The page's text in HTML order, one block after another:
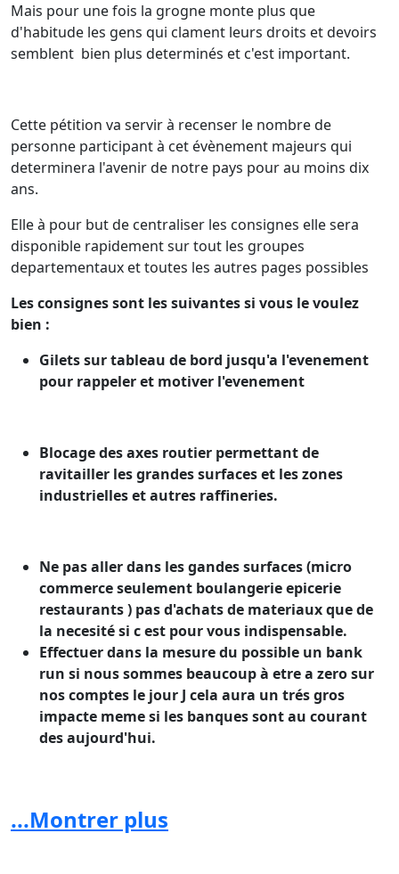
Mais pour une fois la grogne monte plus que
d'habitude les gens qui clament leurs droits et devoirs
semblent bien plus determinés et c'est important.
Cette pétition va servir à recenser le nombre de
personne participant à cet évènement majeurs qui
determinera l'avenir de notre pays pour au moins dix
ans.
Elle à pour but de centraliser les consignes elle sera
disponible rapidement sur tout les groupes
departementaux et toutes les autres pages possibles
Les consignes sont les suivantes si vous le voulez
bien :
Gilets sur tableau de bord jusqu'a l'evenement
pour rappeler et motiver l'evenement
Blocage des axes routier permettant de
ravitailler les grandes surfaces et les zones
industrielles et autres raffineries.
Ne pas aller dans les gandes surfaces (micro
commerce seulement boulangerie epicerie
restaurants ) pas d'achats de materiaux que de
la necesité si c est pour vous indispensable.
Effectuer dans la mesure du possible un bank
run si nous sommes beaucoup à etre a zero sur
nos comptes le jour J cela aura un trés gros
impacte meme si les banques sont au courant
des aujourd'hui.
pas d'enfants ni d'ado dans les écoles car les
profs seront aussi dans la rue de toute
...Montrer plus